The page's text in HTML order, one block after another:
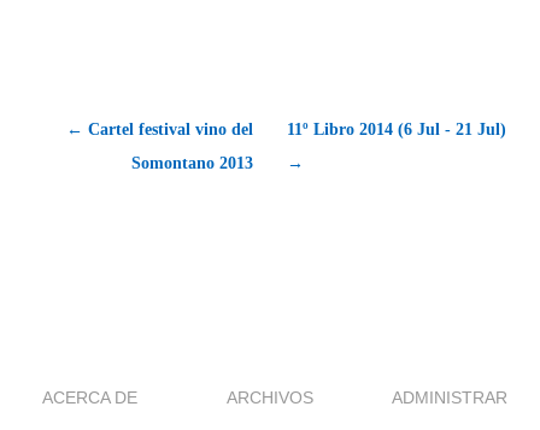
← Cartel festival vino del
Somontano 2013
11º Libro 2014 (6 Jul - 21 Jul)
→
ACERCA DE ARCHIVOS ADMINISTRAR